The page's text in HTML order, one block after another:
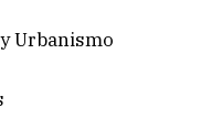
Urbanismo